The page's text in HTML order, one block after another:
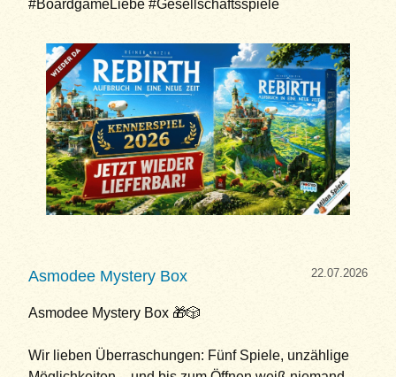
#BoardgameLiebe #Gesellschaftsspiele
Asmodee Mystery Box 22.07.2026
Asmodee Mystery Box 🎁🎲
Wir lieben Überraschungen: Fünf Spiele, unzählige